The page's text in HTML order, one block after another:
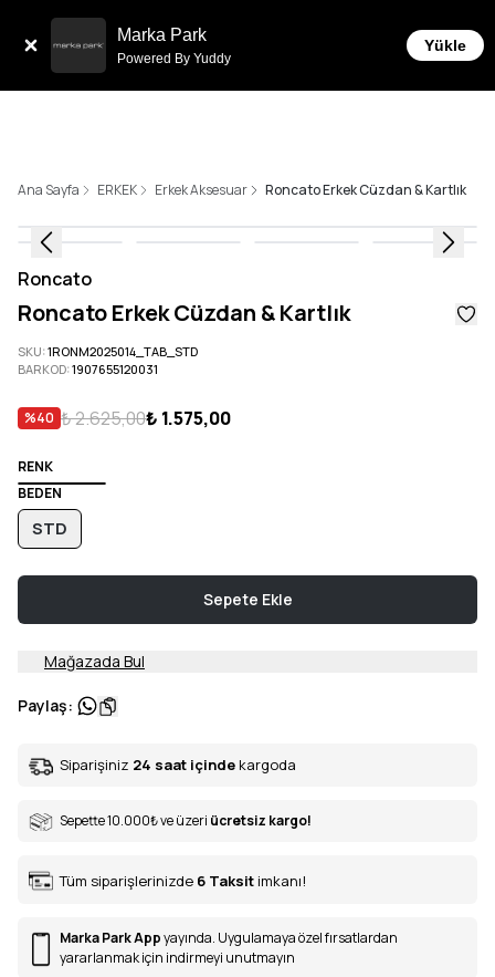
Marka Park
Powered By Yuddy
Yükle
Ana Sayfa ERKEK Erkek Aksesuar Roncato Erkek Cüzdan & Kartlık
Roncato
Roncato Erkek Cüzdan & Kartlık
SKU:1RONM2025014_TAB_STD
BARKOD:1907655120031
%40 ₺ 2.625,00₺ 1.575,00
RENK
BEDEN
STD
Sepete Ekle
Mağazada Bul
Paylaş:
Siparişiniz 24 saat içinde kargoda
Sepette 10.000₺ve üzeri ücretsiz kargo!
Tüm siparişlerinizde 6 Taksit imkanı!
Marka Park Appyayında. Uygulamaya özel fırsatlardan
yararlanmak için indirmeyi unutmayın